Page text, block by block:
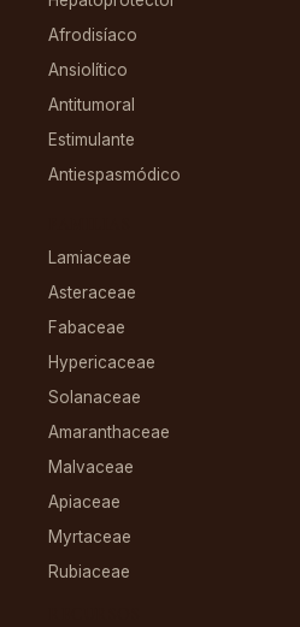
Afrodisíaco
Ansiolítico
Antitumoral
Estimulante
Antiespasmódico
Lamiaceae
Asteraceae
Fabaceae
Hypericaceae
Solanaceae
Amaranthaceae
Malvaceae
Apiaceae
Myrtaceae
Rubiaceae